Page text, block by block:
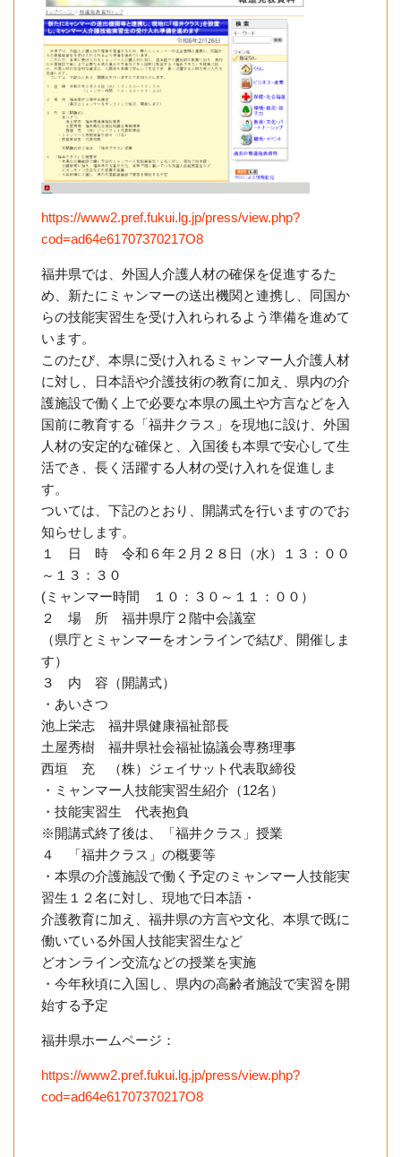
https://www2.pref.fukui.lg.jp/press/view.php?
cod=ad64e61707370217O8
福井県では、外国人介護人材の確保を促進するた
め、新たにミャンマーの送出機関と連携し、同国か
らの技能実習生を受け入れられるよう準備を進めて
います。
このたび、本県に受け入れるミャンマー人介護人材
に対し、日本語や介護技術の教育に加え、県内の介
護施設で働く上で必要な本県の風土や方言などを入
国前に教育する「福井クラス」を現地に設け、外国
人材の安定的な確保と、入国後も本県で安心して生
活でき、長く活躍する人材の受け入れを促進しま
す。
ついては、下記のとおり、開講式を行いますのでお
知らせします。
１ 日 時 令和６年２月２８日（水）１３：００
～１３：３０
(ミャンマー時間 １０：３０～１１：００）
２ 場 所 福井県庁２階中会議室
（県庁とミャンマーをオンラインで結び、開催しま
す）
３ 内 容（開講式）
・あいさつ
池上栄志 福井県健康福祉部長
土屋秀樹 福井県社会福祉協議会専務理事
西垣 充 （株）ジェイサット代表取締役
・ミャンマー人技能実習生紹介（12名）
・技能実習生 代表抱負
※開講式終了後は、「福井クラス」授業
４ 「福井クラス」の概要等
・本県の介護施設で働く予定のミャンマー人技能実
習生１２名に対し、現地で日本語・
介護教育に加え、福井県の方言や文化、本県で既に
働いている外国人技能実習生など
どオンライン交流などの授業を実施
・今年秋頃に入国し、県内の高齢者施設で実習を開
始する予定
福井県ホームページ：
https://www2.pref.fukui.lg.jp/press/view.php?
cod=ad64e61707370217O8